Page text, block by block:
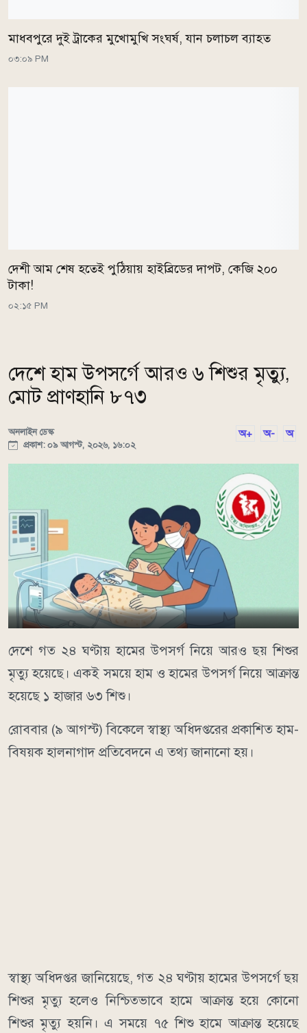
মাধবপুরে দুই ট্রাকের মুখোমুখি সংঘর্ষ, যান চলাচল ব্যাহত
০৩:০৯ PM
দেশী আম শেষ হতেই পুঠিয়ায় হাইব্রিডের দাপট, কেজি ২০০
টাকা!
০২:১৫ PM
দেশে হাম উপসর্গে আরও ৬ শিশুর মৃত্যু,
মোট প্রাণহানি ৮৭৩
অনলাইন ডেস্ক
প্রকাশ: ০৯ আগস্ট, ২০২৬, ১৬:০২
অ+ অ- অ
দেশে গত ২৪ ঘণ্টায় হামের উপসর্গ নিয়ে আরও ছয় শিশুর
মৃত্যু হয়েছে। একই সময়ে হাম ও হামের উপসর্গ নিয়ে আক্রান্ত
হয়েছে ১ হাজার ৬৩ শিশু।
রোববার (৯ আগস্ট) বিকেলে স্বাস্থ্য অধিদপ্তরের প্রকাশিত হাম-
বিষয়ক হালনাগাদ প্রতিবেদনে এ তথ্য জানানো হয়।
স্বাস্থ্য অধিদপ্তর জানিয়েছে, গত ২৪ ঘণ্টায় হামের উপসর্গে ছয়
শিশুর মৃত্যু হলেও নিশ্চিতভাবে হামে আক্রান্ত হয়ে কোনো
শিশুর মৃত্যু হয়নি। এ সময়ে ৭৫ শিশু হামে আক্রান্ত হয়েছে